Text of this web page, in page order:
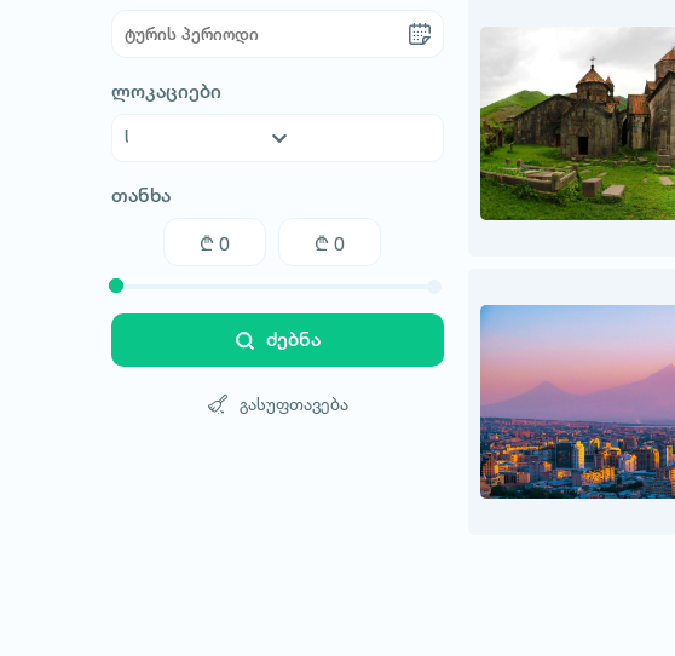
ლოკაციები
ავსტრია
აზერბაიჯანი
ახალი ზელანდია
ბაჰამის კუნძულები
თანხა
ძებნა
გასუფთავება